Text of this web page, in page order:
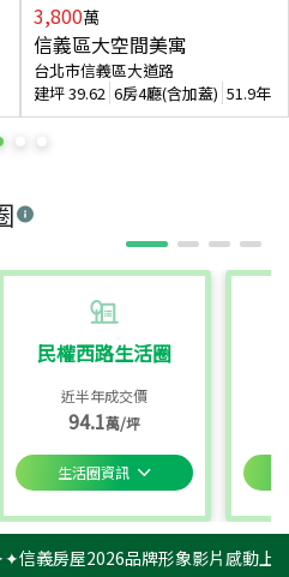
民權西路生活圈
近半年成交價
94.1萬/坪
生活圈資訊
3,800萬
信義區大空間美寓
台北市信義區大道路
建坪39.62 6房4廳(含加蓋) 51.9年
義房屋2026品牌形象影片感動上